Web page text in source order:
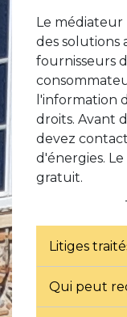
Le
des solutions
fournisseurs
l'information
droits. Avant
devez
d'énergies.
gratuit.
Litiges
Qui peut